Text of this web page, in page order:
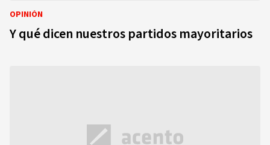
OPINIÓN
Y qué dicen nuestros partidos mayoritarios